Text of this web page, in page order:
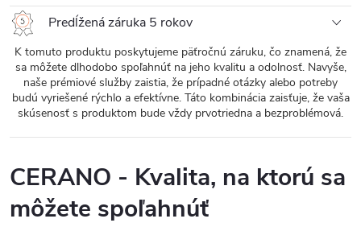
Predĺžená záruka 5 rokov
K tomuto produktu poskytujeme päťročnú záruku, čo znamená, že
sa môžete dlhodobo spoľahnúť na jeho kvalitu a odolnosť. Navyše,
naše prémiové služby zaistia, že prípadné otázky alebo potreby
budú vyriešené rýchlo a efektívne. Táto kombinácia zaisťuje, že vaša
skúsenosť s produktom bude vždy prvotriedna a bezproblémová.
CERANO - Kvalita, na ktorú sa
môžete spoľahnúť